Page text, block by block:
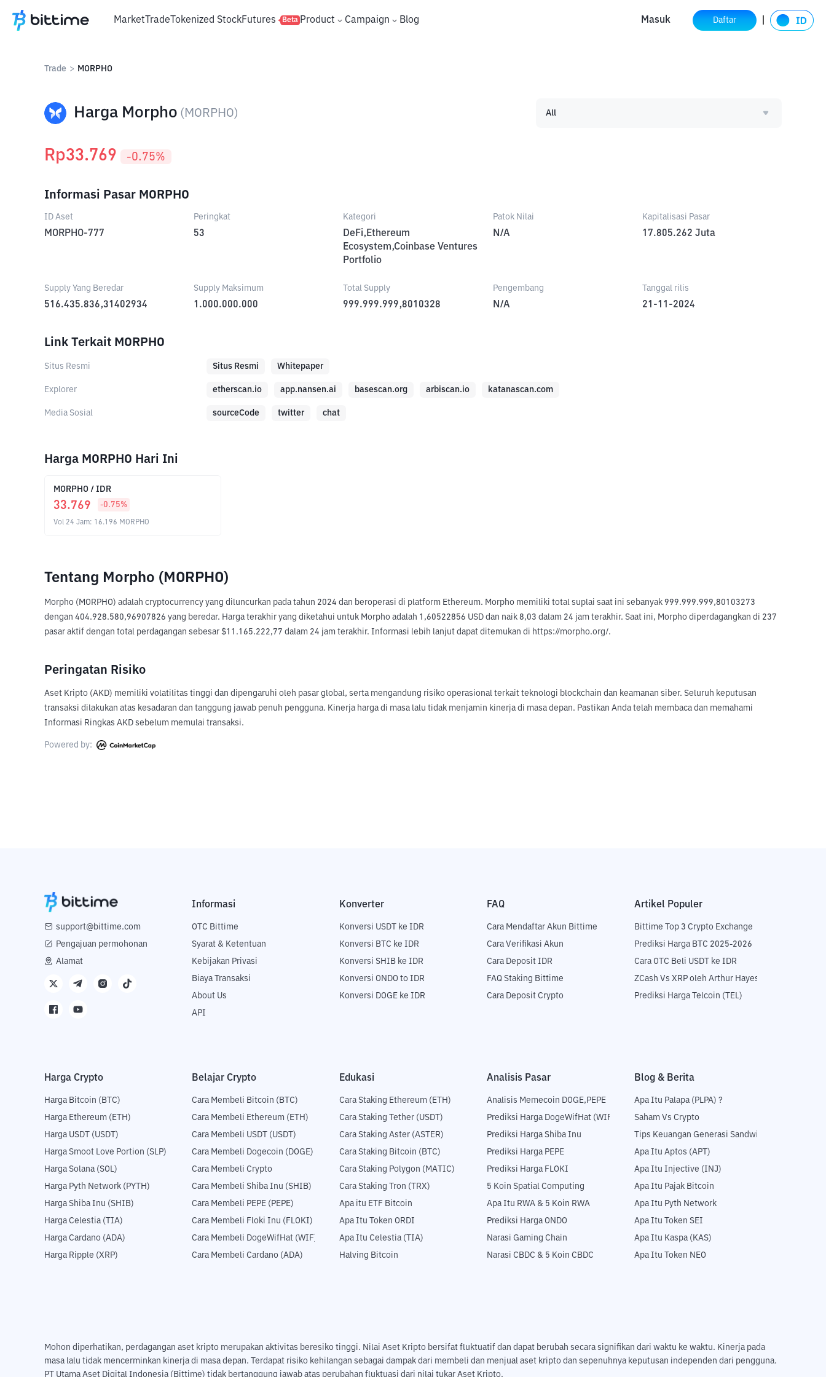
MarketTradeTokenized StockFutures Beta Product Campaign Blog Masuk Daftar
Trade > MORPHO
Harga Morpho ( MORPHO) All
Rp33.769 -0.75%
Informasi Pasar MORPHO
ID Aset
MORPHO-777
Peringkat
53
Kategori
DeFi,Ethereum
Ecosystem,Coinbase Ventures
Portfolio
Patok Nilai
N/A
Kapitalisasi Pasar
17.805.262 Juta
Supply Yang Beredar
516.435.836,31402934
Supply Maksimum
1.000.000.000
Total Supply
999.999.999,8010328
Pengembang
N/A
Tanggal rilis
21-11-2024
Link Terkait MORPHO
Situs Resmi Situs Resmi Whitepaper
Explorer etherscan.io app.nansen.ai basescan.org arbiscan.io katanascan.com
Media Sosial sourceCode twitter chat
Harga MORPHO Hari Ini
MORPHO / IDR
33.769 -0.75%
Vol 24 Jam: 16.196 MORPHO
Tentang Morpho (MORPHO)
Morpho (MORPHO) adalah cryptocurrency yang diluncurkan pada tahun 2024 dan beroperasi di platform Ethereum. Morpho memiliki total suplai saat ini sebanyak 999.999.999,80103273
dengan 404.928.580,96907826 yang beredar. Harga terakhir yang diketahui untuk Morpho adalah 1,60522856 USD dan naik 8,03 dalam 24 jam terakhir. Saat ini, Morpho diperdagangkan di 237
pasar aktif dengan total perdagangan sebesar $11.165.222,77 dalam 24 jam terakhir. Informasi lebih lanjut dapat ditemukan di https://morpho.org/.
Peringatan Risiko
Aset Kripto (AKD) memiliki volatilitas tinggi dan dipengaruhi oleh pasar global, serta mengandung risiko operasional terkait teknologi blockchain dan keamanan siber. Seluruh keputusan
transaksi dilakukan atas kesadaran dan tanggung jawab penuh pengguna. Kinerja harga di masa lalu tidak menjamin kinerja di masa depan. Pastikan Anda telah membaca dan memahami
Informasi Ringkas AKD sebelum memulai transaksi.
Powered by:
support@bittime.com
Pengajuan permohonan
Alamat
Informasi
OTC Bittime
Syarat & Ketentuan
Kebijakan Privasi
Biaya Transaksi
About Us
API
Konverter
Konversi USDT ke IDR
Konversi BTC ke IDR
Konversi SHIB ke IDR
Konversi ONDO to IDR
Konversi DOGE ke IDR
FAQ
Cara Mendaftar Akun Bittime
Cara Verifikasi Akun
Cara Deposit IDR
FAQ Staking Bittime
Cara Deposit Crypto
Artikel Populer
Bittime Top 3 Crypto Exchange
Prediksi Harga BTC 2025-2026
Cara OTC Beli USDT ke IDR
ZCash Vs XRP oleh Arthur Hayes
Prediksi Harga Telcoin (TEL)
Harga Crypto
Harga Bitcoin (BTC)
Harga Ethereum (ETH)
Harga USDT (USDT)
Harga Smoot Love Portion (SLP)
Harga Solana (SOL)
Harga Pyth Network (PYTH)
Harga Shiba Inu (SHIB)
Harga Celestia (TIA)
Harga Cardano (ADA)
Harga Ripple (XRP)
Belajar Crypto
Cara Membeli Bitcoin (BTC)
Cara Membeli Ethereum (ETH)
Cara Membeli USDT (USDT)
Cara Membeli Dogecoin (DOGE)
Cara Membeli Crypto
Cara Membeli Shiba Inu (SHIB)
Cara Membeli PEPE (PEPE)
Cara Membeli Floki Inu (FLOKI)
Cara Membeli DogeWifHat (WIF)
Cara Membeli Cardano (ADA)
Edukasi
Cara Staking Ethereum (ETH)
Cara Staking Tether (USDT)
Cara Staking Aster (ASTER)
Cara Staking Bitcoin (BTC)
Cara Staking Polygon (MATIC)
Cara Staking Tron (TRX)
Apa itu ETF Bitcoin
Apa Itu Token ORDI
Apa Itu Celestia (TIA)
Halving Bitcoin
Analisis Pasar
Analisis Memecoin DOGE,PEPE
Prediksi Harga DogeWifHat (WIF)
Prediksi Harga Shiba Inu
Prediksi Harga PEPE
Prediksi Harga FLOKI
5 Koin Spatial Computing
Apa Itu RWA & 5 Koin RWA
Prediksi Harga ONDO
Narasi Gaming Chain
Narasi CBDC & 5 Koin CBDC
Blog & Berita
Apa Itu Palapa (PLPA) ?
Saham Vs Crypto
Tips Keuangan Generasi Sandwich
Apa Itu Aptos (APT)
Apa Itu Injective (INJ)
Apa Itu Pajak Bitcoin
Apa Itu Pyth Network
Apa Itu Token SEI
Apa Itu Kaspa (KAS)
Apa Itu Token NEO
Mohon diperhatikan, perdagangan aset kripto merupakan aktivitas beresiko tinggi. Nilai Aset Kripto bersifat fluktuatif dan dapat berubah secara signifikan dari waktu ke waktu. Kinerja pada
masa lalu tidak mencerminkan kinerja di masa depan. Terdapat risiko kehilangan sebagai dampak dari membeli dan menjual aset kripto dan sepenuhnya keputusan independen dari pengguna.
PT Utama Aset Digital Indonesia (Bittime) tidak bertanggung jawab atas perubahan fluktuasi dari nilai tukar Aset Kripto.